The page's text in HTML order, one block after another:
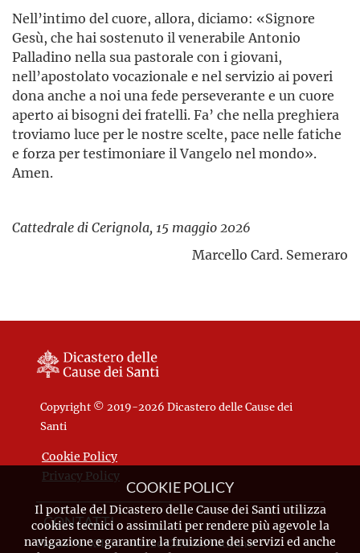
Nell’intimo del cuore, allora, diciamo: «Signore
Gesù, che hai sostenuto il venerabile Antonio
Palladino nella sua pastorale con i giovani,
nell’apostolato vocazionale e nel servizio ai poveri
dona anche a noi una fede perseverante e un cuore
aperto ai bisogni dei fratelli. Fa’ che nella preghiera
troviamo luce per le nostre scelte, pace nelle fatiche
e forza per testimoniare il Vangelo nel mondo».
Amen.
Cattedrale di Cerignola, 15 maggio 2026
Marcello Card. Semeraro
Copyright © 2019-2026 Dicastero delle Cause dei
Santi
Cookie Policy
Privacy Policy
CONTATTI
Piazza Pio XII, 10 - 00120 Città del Vaticano
COOKIE POLICY
Il portale del Dicastero delle Cause dei Santi utilizza
cookies tecnici o assimilati per rendere più agevole la
navigazione e garantire la fruizione dei servizi ed anche